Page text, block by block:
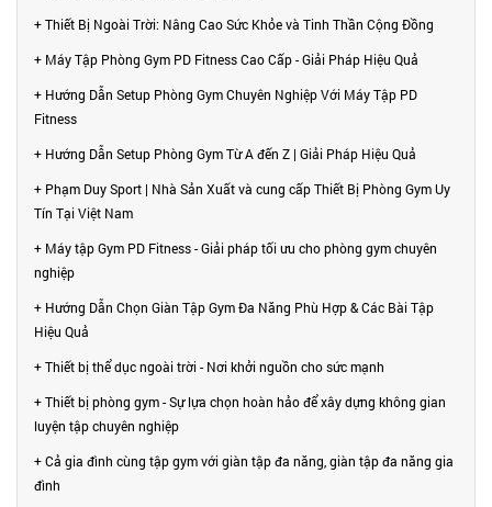
+ Thiết Bị Ngoài Trời: Nâng Cao Sức Khỏe và Tinh Thần Cộng Đồng
+ Máy Tập Phòng Gym PD Fitness Cao Cấp - Giải Pháp Hiệu Quả
+ Hướng Dẫn Setup Phòng Gym Chuyên Nghiệp Với Máy Tập PD
Fitness
+ Hướng Dẫn Setup Phòng Gym Từ A đến Z | Giải Pháp Hiệu Quả
+ Phạm Duy Sport | Nhà Sản Xuất và cung cấp Thiết Bị Phòng Gym Uy
Tín Tại Việt Nam
+ Máy tập Gym PD Fitness - Giải pháp tối ưu cho phòng gym chuyên
nghiệp
+ Hướng Dẫn Chọn Giàn Tập Gym Đa Năng Phù Hợp & Các Bài Tập
Hiệu Quả
+ Thiết bị thể dục ngoài trời - Nơi khởi nguồn cho sức mạnh
+ Thiết bị phòng gym - Sự lựa chọn hoàn hảo để xây dựng không gian
luyện tập chuyên nghiệp
+ Cả gia đình cùng tập gym với giàn tập đa năng, giàn tập đa năng gia
đình